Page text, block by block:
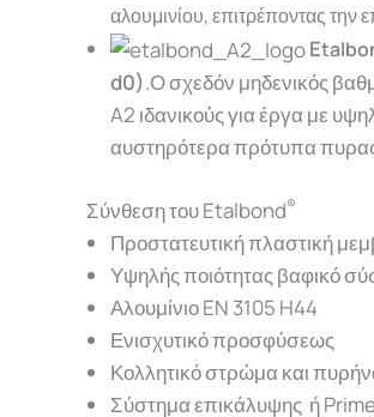
αλουμινίου,επιτρέπονταςτην
E
d0).Ο σχεδόν μηδενικός
A2 ιδανικούς για έργα με
αυστηρότερα πρότυπα
Σύνθεση του Etalbond®
Προστατευτική πλαστική
Υψηλής ποιότητας βαφικό
Αλουμίνιο EN 3105 H44
Ενισχυτικό προσφύσεως
Κολλητικό στρώμα και
Σύστημα επικάλυψης ή